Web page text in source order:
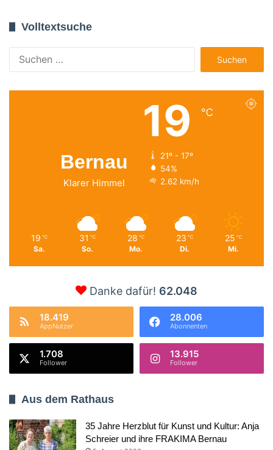
Volltextsuche
nach:
Bernau
Klarer Himmel
19 ℃
21º - 17º
54%
2.62 km/h
19 ℃
Sa.
31 ℃
So.
28 ℃
Mo.
23 ℃
Di.
25 ℃
Mi.
Danke dafür! 62.048
18.419
AppNutzer
28.006
Abonnenten
1.708
Follower
13.915
Follower
Aus dem Rathaus
35 Jahre Herzblut für Kunst und Kultur: Anja
Schreier und ihre FRAKIMA Bernau